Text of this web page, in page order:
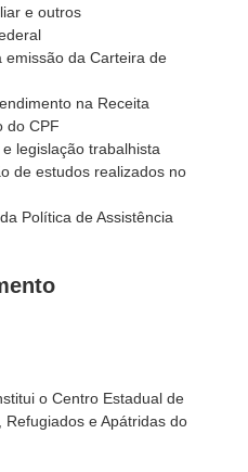
e outros
emissão da Carteira de
na Receita
do CPF
legislação trabalhista
de estudos realizados no
Política de Assistência
o Centro Estadual de
e Apátridas do